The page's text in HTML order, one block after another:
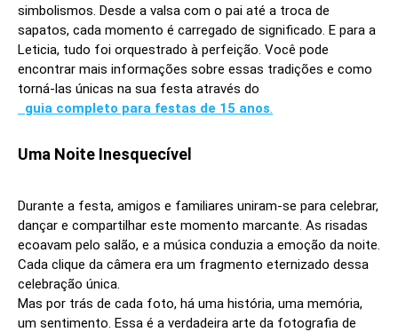
simbolismos. Desde a valsa com o pai até a troca de
sapatos, cada momento é carregado de significado. E para a
Leticia, tudo foi orquestrado à perfeição. Você pode
encontrar mais informações sobre essas tradições e como
torná-las únicas na sua festa através do
guia completo para festas de 15 anos.
Uma Noite Inesquecível
Durante a festa, amigos e familiares uniram-se para celebrar,
dançar e compartilhar este momento marcante. As risadas
ecoavam pelo salão, e a música conduzia a emoção da noite.
Cada clique da câmera era um fragmento eternizado dessa
celebração única.
Mas por trás de cada foto, há uma história, uma memória,
um sentimento. Essa é a verdadeira arte da fotografia de